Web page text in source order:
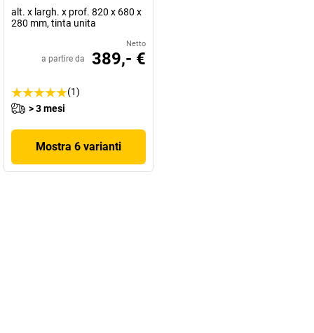
alt. x largh. x prof. 820 x 680 x
280 mm, tinta unita
Netto
a partire da 389,- €
(1)
> 3 mesi
Mostra 6 varianti